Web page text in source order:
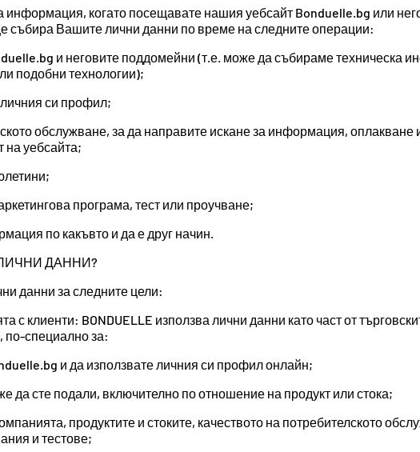
информация, когато посещавате нашия уебсайт Bonduelle.bg или
събира Вашите лични данни по време на следните операции:
и неговите поддомейни (т.е. може да събираме техническа
подобни технологии);
си профил;
обслужване, за да направите искане за информация, оплакване
на уебсайта;
програма, тест или проучване;
по какъвто и да е друг начин.
ДАННИ?
данни за следните цели:
с клиенти: BONDUELLE използва лични данни като част от
по-специално за:
и да използвате личния си профил онлайн;
да сте подали, включително по отношение на продукт или стока;
продуктите и стоките, качеството на потребителското
и тестове;